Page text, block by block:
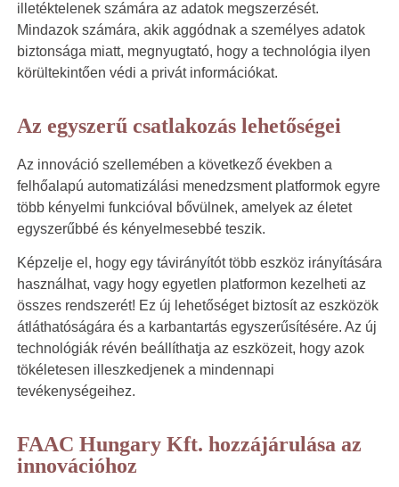
illetéktelenek számára az adatok megszerzését.
Mindazok számára, akik aggódnak a személyes adatok
biztonsága miatt, megnyugtató, hogy a technológia ilyen
körültekintően védi a privát információkat.
Az egyszerű csatlakozás lehetőségei
Az innováció szellemében a következő években a
felhőalapú automatizálási menedzsment platformok egyre
több kényelmi funkcióval bővülnek, amelyek az életet
egyszerűbbé és kényelmesebbé teszik.
Képzelje el, hogy egy távirányítót több eszköz irányítására
használhat, vagy hogy egyetlen platformon kezelheti az
összes rendszerét! Ez új lehetőséget biztosít az eszközök
átláthatóságára és a karbantartás egyszerűsítésére. Az új
technológiák révén beállíthatja az eszközeit, hogy azok
tökéletesen illeszkedjenek a mindennapi
tevékenységeihez.
FAAC Hungary Kft. hozzájárulása az
innovációhoz